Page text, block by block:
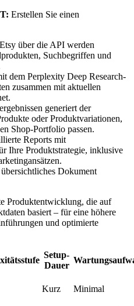
Erstellen Sie einen
über die API werden
Suchbegriffen und
dem Perplexity Deep Research-
zusammen mit aktuellen
generiert der
oder Produktvariationen,
Shop-Portfolio passen.
Reports mit
Ihre Produktstrategie, inklusive
Dokument
Produktentwicklung, die auf
basiert – für eine höhere
und optimierte
Setup-
Dauer
Kurz Minimal